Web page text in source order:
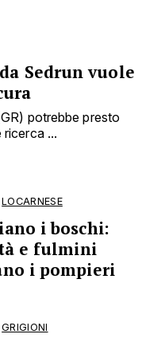
Sedrun vuole
potrebbe presto
...
LOCARNESE
i boschi:
e fulmini
i pompieri
GRIGIONI